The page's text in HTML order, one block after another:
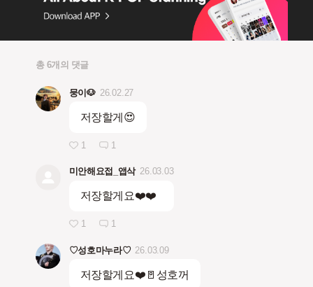
총 6개의 댓글
뭉이🐶 26.02.27
저장할게😍
1 1
미안해요접_앱삭 26.03.03
저장할게요❤️❤️
1 1
♡성호마누라♡ 26.03.09
저장할게요❤️🚪성호꺼